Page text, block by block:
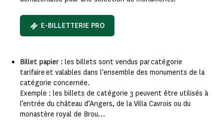
E-BILLETTERIE PRO
Billet papier : les billets sont vendus par catégorie
tarifaire et valables dans l'ensemble des monuments de la
catégorie concernée.
Exemple : les billets de catégorie 3 peuvent être utilisés à
l’entrée du château d’Angers, de la Villa Cavrois ou du
monastère royal de Brou…